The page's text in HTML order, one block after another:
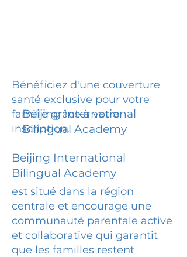
Bénéficiez d'une couverture
santé exclusive pour votre
famille grâce à votre
inscription.
Beijing International
Bilingual Academy
Beijing International
Bilingual Academy
est situé dans la région
centrale et encourage une
communauté parentale active
et collaborative qui garantit
que les familles restent